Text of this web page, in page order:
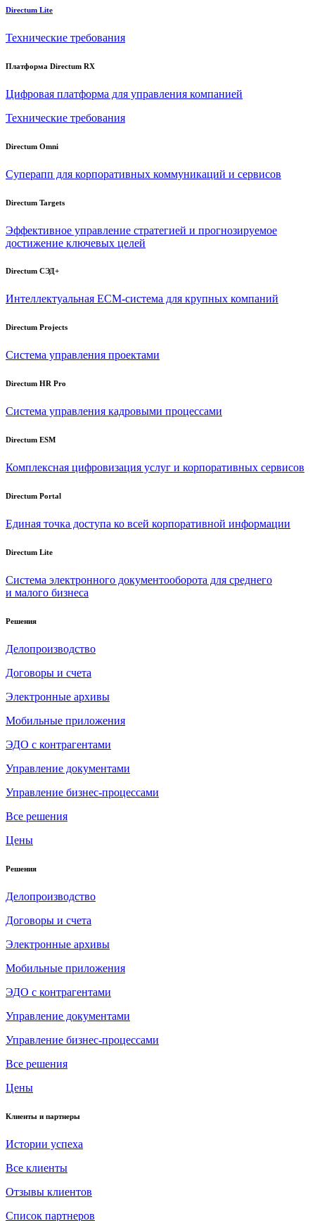
Directum Lite
Технические требования
Платформа Directum RX
Цифровая платформа для управления компанией
Технические требования
Directum Omni
Суперапп для корпоративных коммуникаций и сервисов
Directum Targets
Эффективное управление стратегией и прогнозируемое
достижение ключевых целей
Directum СЭД+
Интеллектуальная ECM-система для крупных компаний
Directum Projects
Система управления проектами
Directum HR Pro
Система управления кадровыми процессами
Directum ESM
Комплексная цифровизация услуг и корпоративных сервисов
Directum Portal
Единая точка доступа ко всей корпоративной информации
Directum Lite
Система электронного документооборота для среднего
и малого бизнеса
Решения
Делопроизводство
Договоры и счета
Электронные архивы
Мобильные приложения
ЭДО с контрагентами
Управление документами
Управление бизнес-процессами
Все решения
Цены
Решения
Делопроизводство
Договоры и счета
Электронные архивы
Мобильные приложения
ЭДО с контрагентами
Управление документами
Управление бизнес-процессами
Все решения
Цены
Клиенты и партнеры
Истории успеха
Все клиенты
Отзывы клиентов
Список партнеров